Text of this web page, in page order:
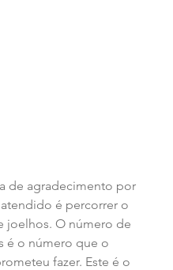
é percorrer o
joelhos. O número de
é o número que o
fazer. Este é o